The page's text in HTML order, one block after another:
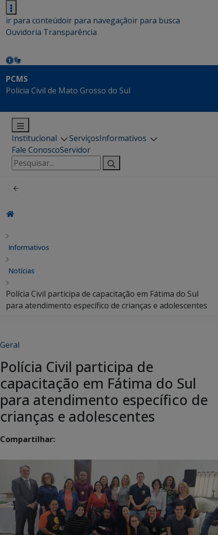
ir para conteúdoir para navegaçãoir para busca
Ouvidoria Transparência
PCMS
Polícia Civil de Mato Grosso do Sul
Institucional ServiçosInformativos
Fale ConoscoServidor
Pesquisar
por:
Informativos
Notícias
Polícia Civil participa de capacitação em Fátima do Sul
para atendimento específico de crianças e adolescentes
Geral
Polícia Civil participa de
capacitação em Fátima do Sul
para atendimento específico de
crianças e adolescentes
Compartilhar: